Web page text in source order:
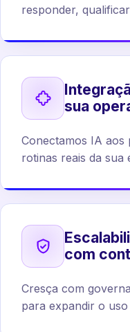
responder,
sua
Conectamos IA aos
rotinas reais da sua
com
Cresça com
para expandir o